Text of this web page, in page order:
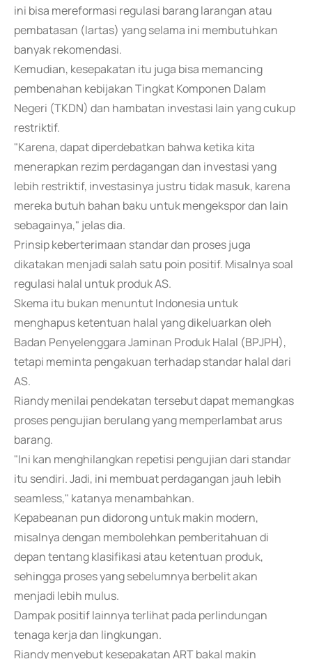
ini bisa mereformasi regulasi barang larangan atau
pembatasan (lartas) yang selama ini membutuhkan
banyak rekomendasi.
Kemudian, kesepakatan itu juga bisa memancing
pembenahan kebijakan Tingkat Komponen Dalam
Negeri (TKDN) dan hambatan investasi lain yang cukup
restriktif.
"Karena, dapat diperdebatkan bahwa ketika kita
menerapkan rezim perdagangan dan investasi yang
lebih restriktif, investasinya justru tidak masuk, karena
mereka butuh bahan baku untuk mengekspor dan lain
sebagainya," jelas dia.
Prinsip keberterimaan standar dan proses juga
dikatakan menjadi salah satu poin positif. Misalnya soal
regulasi halal untuk produk AS.
Skema itu bukan menuntut Indonesia untuk
menghapus ketentuan halal yang dikeluarkan oleh
Badan Penyelenggara Jaminan Produk Halal (BPJPH),
tetapi meminta pengakuan terhadap standar halal dari
AS.
Riandy menilai pendekatan tersebut dapat memangkas
proses pengujian berulang yang memperlambat arus
barang.
"Ini kan menghilangkan repetisi pengujian dari standar
itu sendiri. Jadi, ini membuat perdagangan jauh lebih
seamless," katanya menambahkan.
Kepabeanan pun didorong untuk makin modern,
misalnya dengan membolehkan pemberitahuan di
depan tentang klasifikasi atau ketentuan produk,
sehingga proses yang sebelumnya berbelit akan
menjadi lebih mulus.
Dampak positif lainnya terlihat pada perlindungan
tenaga kerja dan lingkungan.
Riandy menyebut kesepakatan ART bakal makin